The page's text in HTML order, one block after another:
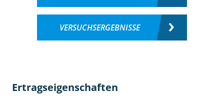
VERSUCHSERGEBNISSE
Ertragseigenschaften